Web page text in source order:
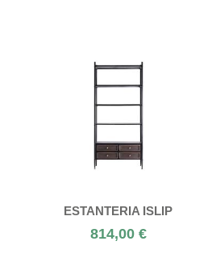
ESTANTERIA ISLIP
814,00 €